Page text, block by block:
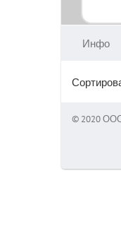
Инфо
© 2020